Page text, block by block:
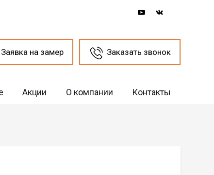
Заявка на замер Заказать звонок
Акции О компании Контакты